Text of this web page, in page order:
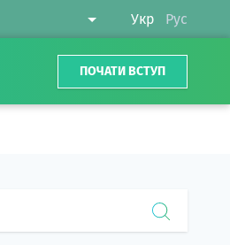
Укр Рус
ПОЧАТИ ВСТУП